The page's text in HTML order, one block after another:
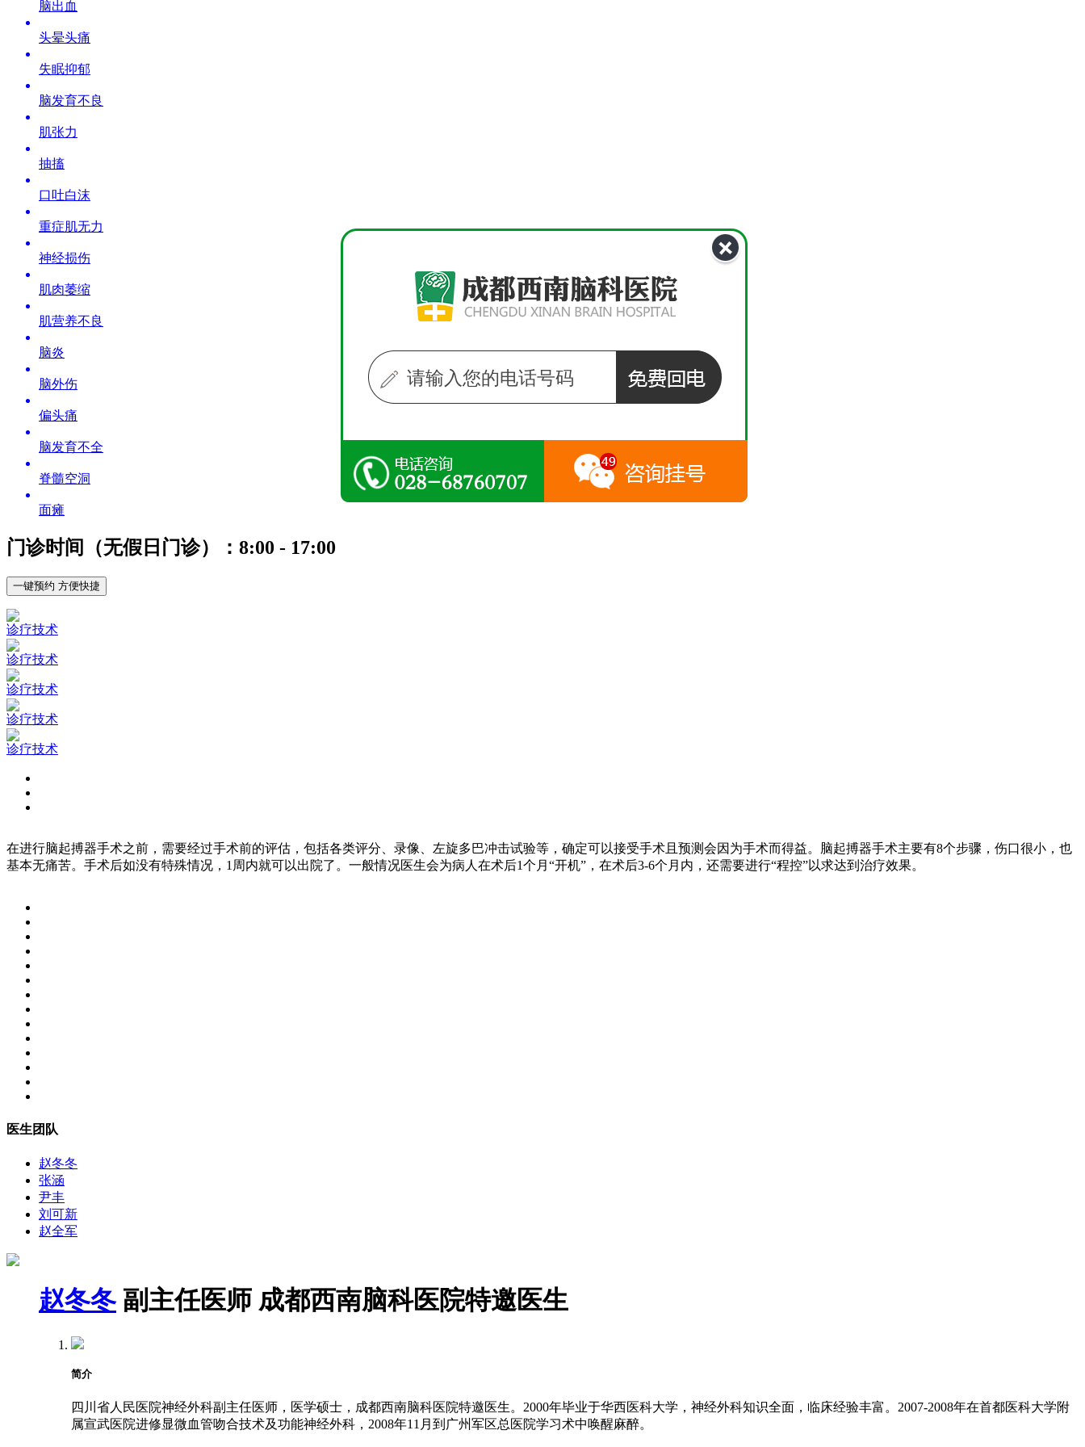
脑出血
头晕头痛
失眠抑郁
脑发育不良
肌张力
抽搐
口吐白沫
重症肌无力
神经损伤
肌肉萎缩
肌营养不良
脑炎
脑外伤
偏头痛
脑发育不全
脊髓空洞
面瘫
门诊时间（无假日门诊）：8:00 - 17:00
一键预约 方便快捷
诊疗技术
诊疗技术
诊疗技术
诊疗技术
诊疗技术
在进行脑起搏器手术之前，需要经过手术前的评估，包括各类评分、录像、左旋多巴冲击试验等，确定可以接受手术且预测会因为手术而得益。脑起搏器手术主要有8个步骤，伤口很小，也
基本无痛苦。手术后如没有特殊情况，1周内就可以出院了。一般情况医生会为病人在术后1个月“开机”，在术后3-6个月内，还需要进行“程控”以求达到治疗效果。
医生团队
赵冬冬
张涵
尹丰
刘可新
赵全军
赵冬冬 副主任医师 成都西南脑科医院特邀医生
简介
四川省人民医院神经外科副主任医师，医学硕士，成都西南脑科医院特邀医生。2000年毕业于华西医科大学，神经外科知识全面，临床经验丰富。2007-2008年在首都医科大学附
属宣武医院进修显微血管吻合技术及功能神经外科，2008年11月到广州军区总医院学习术中唤醒麻醉。